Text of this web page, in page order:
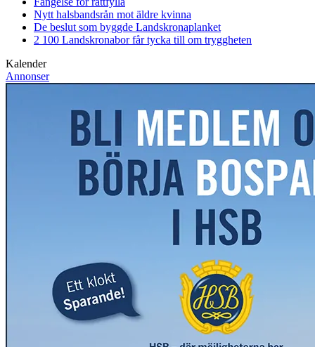
Nytt halsbandsrån mot äldre kvinna
De beslut som byggde Landskronaplanket
2 100 Landskronabor får tycka till om tryggheten
Kalender
Annonser